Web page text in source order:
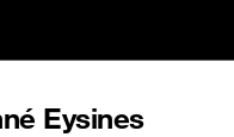
Eysines